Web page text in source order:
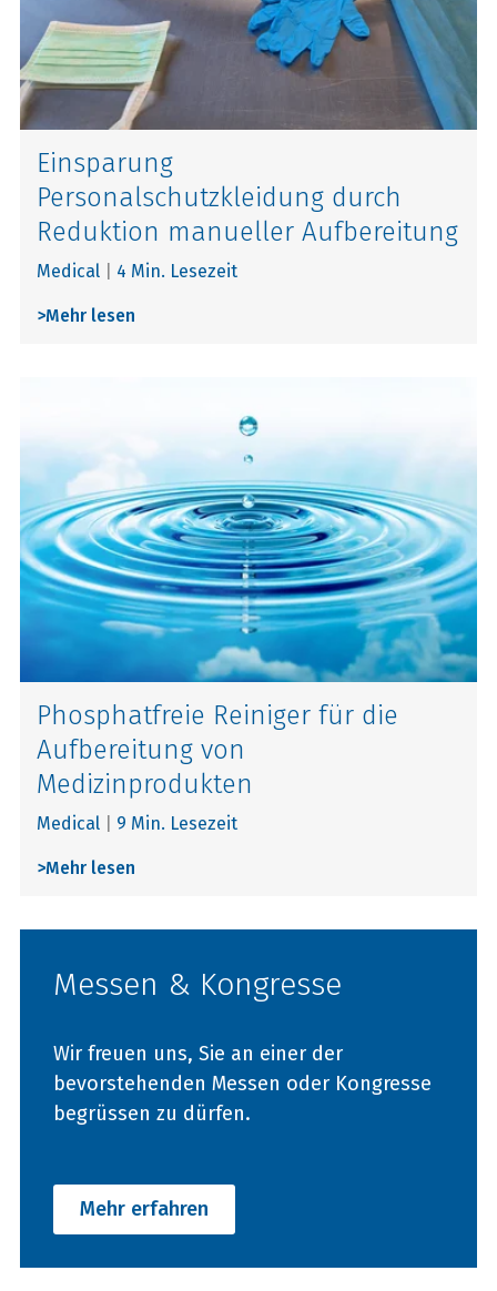
Einsparung
Personalschutzkleidung durch
Reduktion manueller Aufbereitung
Medical 4 Min. Lesezeit
>Mehr lesen
Phosphatfreie Reiniger für die
Aufbereitung von
Medizinprodukten
Medical 9 Min. Lesezeit
>Mehr lesen
Messen & Kongresse
Wir freuen uns, Sie an einer der
bevorstehenden Messen oder Kongresse
begrüssen zu dürfen.
Mehr erfahren